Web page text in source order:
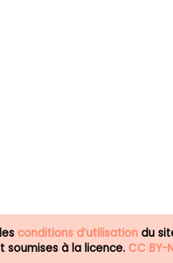
conditions d’utilisation du
soumises à la licence. CC BY-